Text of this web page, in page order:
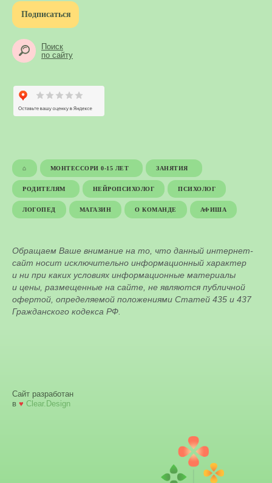
Подписаться
Поиск
по сайту
⌂ МОНТЕССОРИ 0-15 ЛЕТ ЗАНЯТИЯ
РОДИТЕЛЯМ НЕЙРОПСИХОЛОГ ПСИХОЛОГ
ЛОГОПЕД МАГАЗИН О КОМАНДЕ АФИША
Обращаем Ваше внимание на то, что данный интернет-
сайт носит исключительно информационный характер
и ни при каких условиях информационные материалы
и цены, размещенные на сайте, не являются публичной
офертой, определяемой положениями Статей 435 и 437
Гражданского кодекса РФ.
Сайт разработан
в ♥ Clear.Design